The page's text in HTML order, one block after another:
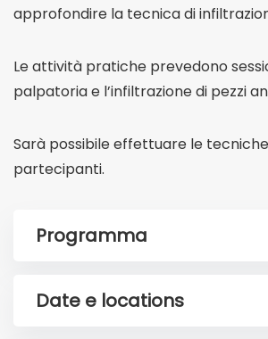
approfondire la tecnica di
Le attività pratiche prevedono
palpatoria e l’infiltrazione di pezzi
Sarà possibile effettuare le
partecipanti.
Programma
Date e locations